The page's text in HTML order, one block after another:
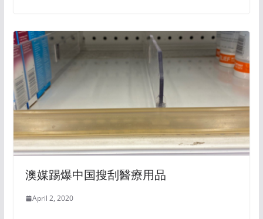
澳媒踢爆中国搜刮醫療用品
April 2, 2020